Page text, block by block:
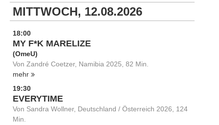
MITTWOCH, 12.08.2026
18:00
MY F*K MARELIZE
(OmeU)
Von Zandré Coetzer, Namibia 2025, 82 Min.
mehr
19:30
EVERYTIME
Von Sandra Wollner, Deutschland / Österreich 2026, 124
Min.